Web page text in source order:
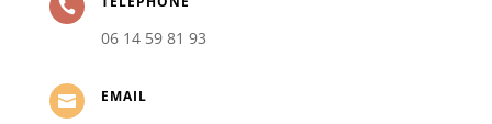

06 14 59 81 93
 EMAIL